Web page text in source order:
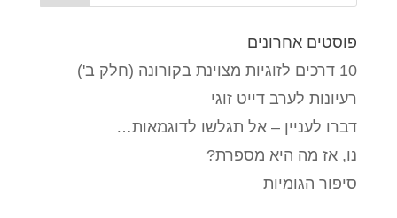
פוסטים אחרונים
10 דרכים לזוגיות מצוינת בקורונה (חלק ב')
רעיונות לערב דייט זוגי
דברו לעניין – אל תגלשו לדוגמאות…
נו, אז מה היא מספרת?
סיפור הגומיות